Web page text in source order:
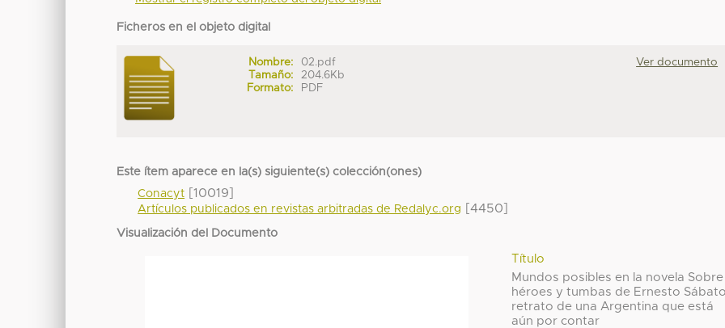
Ficheros en el objeto digital
Nombre:
02.pdf
Tamaño:
204.6Kb
Formato:
PDF
Ver documento
Este ítem aparece en la(s) siguiente(s) colección(ones)
Conacyt [10019]
Artículos publicados en revistas arbitradas de Redalyc.org [4450]
Visualización del Documento
Título
Mundos posibles en la novela Sobre
héroes y tumbas de Ernesto
retrato de una Argentina que está
aún por contar